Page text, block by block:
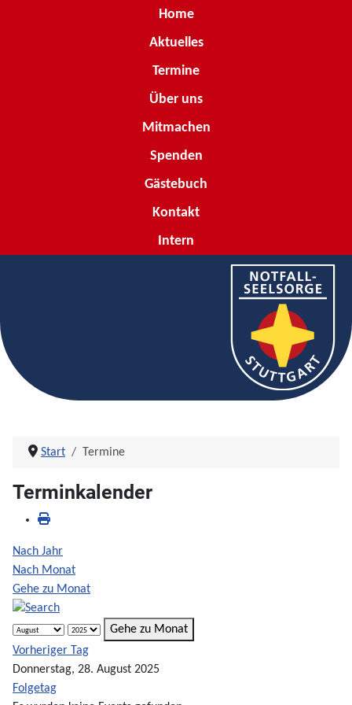
Home
Aktuelles
Termine
Über uns
Mitmachen
Spenden
Gästebuch
Kontakt
Intern
Start Termine
Terminkalender
Nach Jahr
Nach Monat
Gehe zu Monat
Gehe zu Monat
Vorheriger Tag
Donnerstag, 28. August 2025
Folgetag